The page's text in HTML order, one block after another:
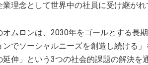
業理念として世界中の社員に受け継がれ
オムロンは、2030年をゴールとする長
ンでソーシャルニーズを創造し続ける
延伸」という3つの社会的課題の解決を